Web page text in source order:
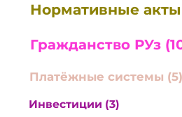
Нормативные акты
Гражданство РУз
Платёжные системы (5)
Инвестиции (3)